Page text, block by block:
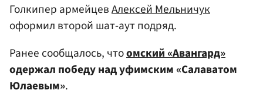
Голкипер армейцевАлексей Мельничук
оформил второй шат-аут подряд.
Ранее сообщалось, чтоомский «Авангард»
одержал победу над уфимским «Салаватом
Юлаевым».